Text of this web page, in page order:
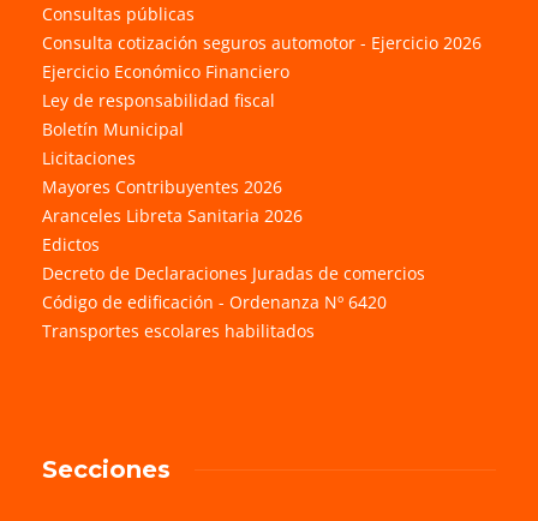
Consultas públicas
Consulta cotización seguros automotor - Ejercicio 2026
Ejercicio Económico Financiero
Ley de responsabilidad fiscal
Boletín Municipal
Licitaciones
Mayores Contribuyentes 2026
Aranceles Libreta Sanitaria 2026
Edictos
Decreto de Declaraciones Juradas de comercios
Código de edificación - Ordenanza Nº 6420
Transportes escolares habilitados
Secciones